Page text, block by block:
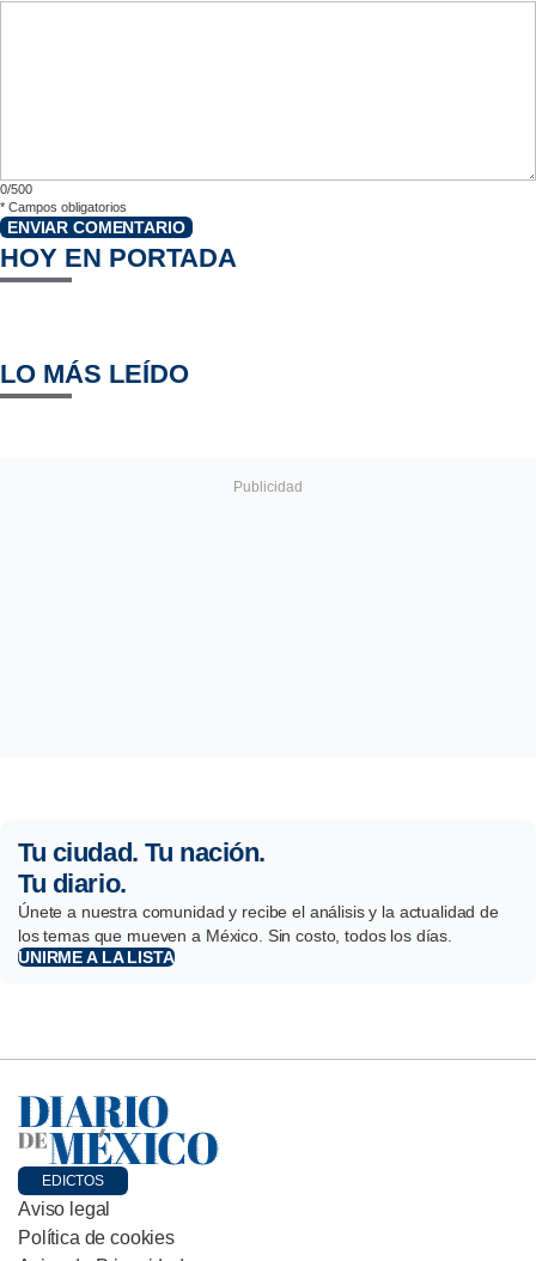
0/500
* Campos obligatorios
ENVIAR COMENTARIO
HOY EN PORTADA
LO MÁS LEÍDO
Tu ciudad. Tu nación.
Tu diario.
Únete a nuestra comunidad y recibe el análisis y la actualidad de
los temas que mueven a México. Sin costo, todos los días.
UNIRME A LA LISTA
EDICTOS
Aviso legal
Política de cookies